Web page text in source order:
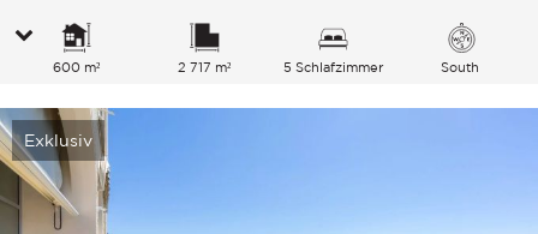
600 m² 2 717 m² 5 Schlafzimmer South
Exklusiv